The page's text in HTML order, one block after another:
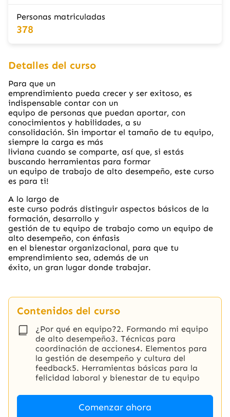
Personas matriculadas
378
Detalles del curso
Para que un
emprendimiento pueda crecer y ser exitoso, es
indispensable contar con un
equipo de personas que puedan aportar, con
conocimientos y habilidades, a su
consolidación. Sin importar el tamaño de tu equipo,
siempre la carga es más
liviana cuando se comparte, así que, si estás
buscando herramientas para formar
un equipo de trabajo de alto desempeño, este curso
es para ti!
A lo largo de
este curso podrás distinguir aspectos básicos de la
formación, desarrollo y
gestión de tu equipo de trabajo como un equipo de
alto desempeño, con énfasis
en el bienestar organizacional, para que tu
emprendimiento sea, además de un
éxito, un gran lugar donde trabajar.
Contenidos del curso
¿Por qué en equipo?2. Formando mi equipo
de alto desempeño3. Técnicas para
coordinación de acciones4. Elementos para
la gestión de desempeño y cultura del
feedback5. Herramientas básicas para la
felicidad laboral y bienestar de tu equipo
Comenzar ahora